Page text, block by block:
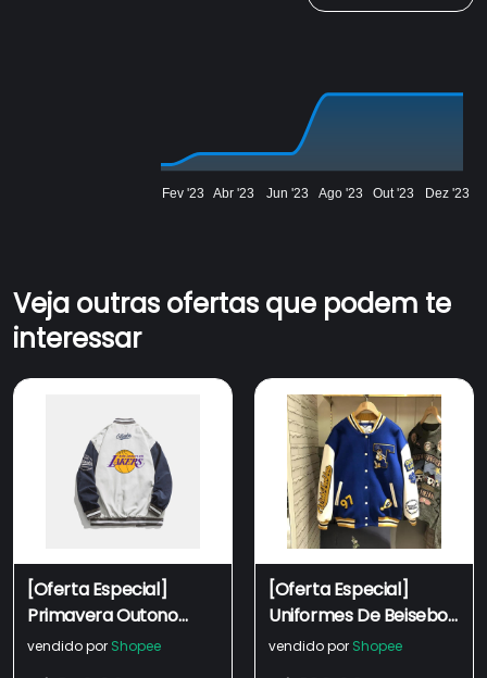
Fev '23 Abr '23 Jun '23 Ago '23 Out '23 Dez '23
Veja outras ofertas que podem te
interessar
[Oferta Especial]
Primavera Outono
Americano Roupa De
vendido por Shopee
[Oferta Especial]
Uniformes De Beisebol
Homens Mulheres
vendido por Shopee